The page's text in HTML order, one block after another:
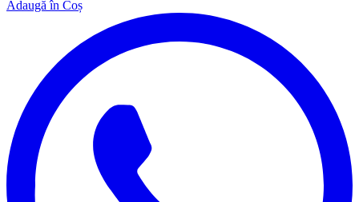
Adaugă în Coș